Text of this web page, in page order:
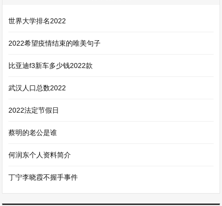
世界大学排名2022
2022希望疫情结束的唯美句子
比亚迪f3新车多少钱2022款
武汉人口总数2022
2022法定节假日
蔡明的老公是谁
何润东个人资料简介
丁宁李晓霞不握手事件